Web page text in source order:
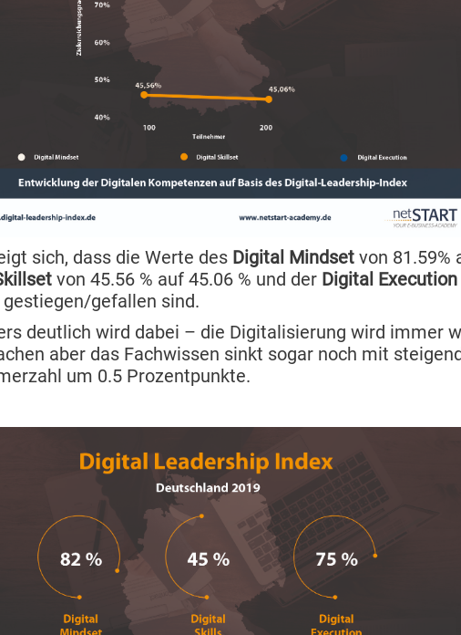
sich, dass die Werte des Digital Mindset von 81.59%
von 45.56 % auf 45.06 % und der Digital Execution
gestiegen/gefallen sind.
deutlich wird dabei – die Digitalisierung wird immer
aber das Fachwissen sinkt sogar noch mit
um 0.5 Prozentpunkte.